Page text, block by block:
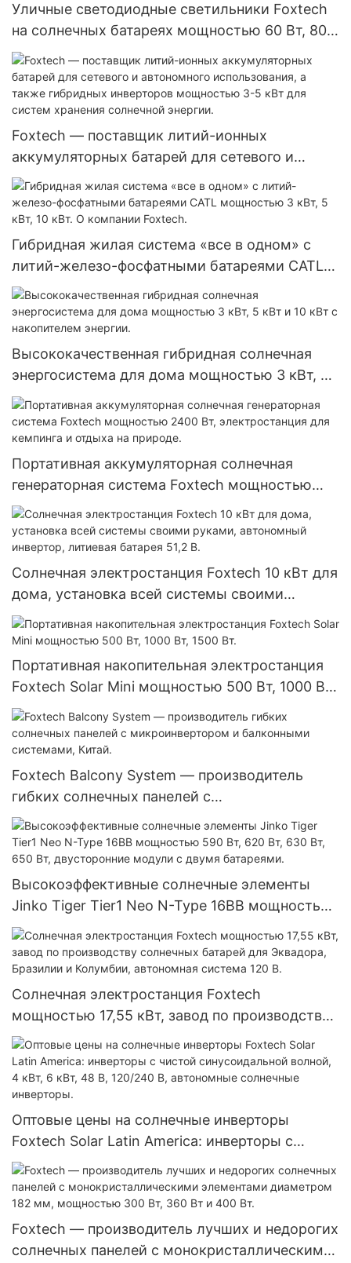
Уличные светодиодные светильники Foxtech
на солнечных батареях мощностью 60 Вт, 80
Вт, 100 Вт с литий-железо-фосфатными
аккумуляторами.
Foxtech — поставщик литий-ионных
аккумуляторных батарей для сетевого и
автономного использования, а также
гибридных инверторов мощностью 3-5 кВт
для систем хранения солнечной энергии.
Гибридная жилая система «все в одном» с
литий-железо-фосфатными батареями CATL
мощностью 3 кВт, 5 кВт, 10 кВт. О компании
Foxtech.
Высококачественная гибридная солнечная
энергосистема для дома мощностью 3 кВт, 5
кВт и 10 кВт с накопителем энергии.
Портативная аккумуляторная солнечная
генераторная система Foxtech мощностью
2400 Вт, электростанция для кемпинга и
отдыха на природе.
Солнечная электростанция Foxtech 10 кВт для
дома, установка всей системы своими
руками, автономный инвертор, литиевая
батарея 51,2 В.
Портативная накопительная электростанция
Foxtech Solar Mini мощностью 500 Вт, 1000 Вт,
1500 Вт.
Foxtech Balcony System — производитель
гибких солнечных панелей с
микроинвертором и балконными системами,
Китай.
Высокоэффективные солнечные элементы
Jinko Tiger Tier1 Neo N-Type 16BB мощностью
590 Вт, 620 Вт, 630 Вт, 650 Вт, двусторонние
модули с двумя батареями.
Солнечная электростанция Foxtech
мощностью 17,55 кВт, завод по производству
солнечных батарей для Эквадора, Бразилии и
Колумбии, автономная система 120 В.
Оптовые цены на солнечные инверторы
Foxtech Solar Latin America: инверторы с
чистой синусоидальной волной, 4 кВт, 6 кВт,
48 В, 120/240 В, автономные солнечные
инверторы.
Foxtech — производитель лучших и недорогих
солнечных панелей с монокристаллическими